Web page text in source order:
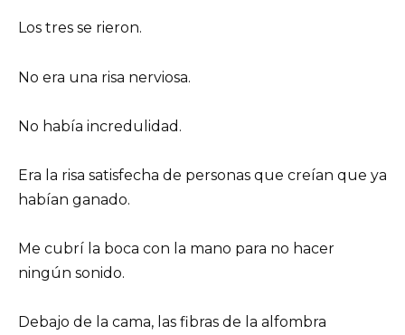
Los tres se rieron.
No era una risa nerviosa.
No había incredulidad.
Era la risa satisfecha de personas que creían que ya
habían ganado.
Me cubrí la boca con la mano para no hacer
ningún sonido.
Debajo de la cama, las fibras de la alfombra